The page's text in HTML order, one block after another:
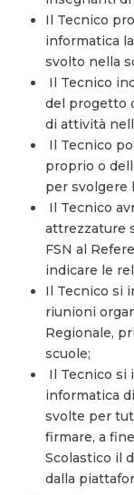
Il Tecnico
informatica
svolto nella
Il Tecnico
del progetto
di attività
Il Tecnico
proprio o
per svolgere
Il Tecnico
attrezzature
FSN al
indicare le
Il Tecnico si
riunioni
Regionale,
scuole;
Il Tecnico si
informatica
svolte per
firmare, a
Scolastico il
dalla